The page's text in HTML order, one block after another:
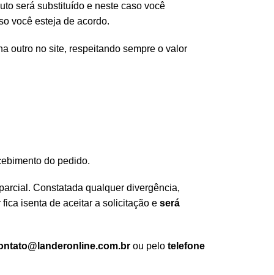
será substituído e neste caso você
você esteja de acordo.
outro no site, respeitando sempre o valor
do pedido.
Constatada qualquer divergência,
isenta de aceitar a solicitação e será
ou pelo telefone